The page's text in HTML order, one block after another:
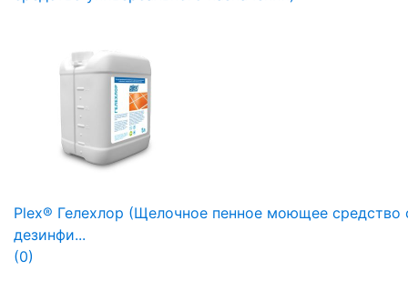
Plex® Гелехлор (Щелочное пенное моющее средство
дезинфи...
(0)